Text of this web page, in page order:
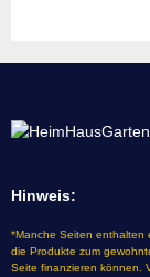
Hinweis:
*Manche Seiten enthalten
die Produkte zum
Seite finanzieren können.